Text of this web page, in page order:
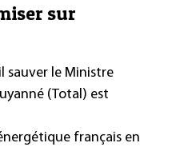
sur
sauver le Ministre
(Total) est
français en